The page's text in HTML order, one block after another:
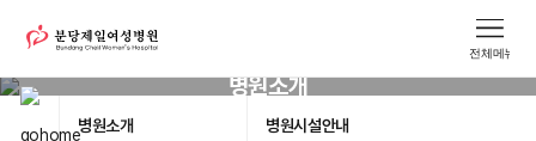
병원소개
병원소개 병원시설안내